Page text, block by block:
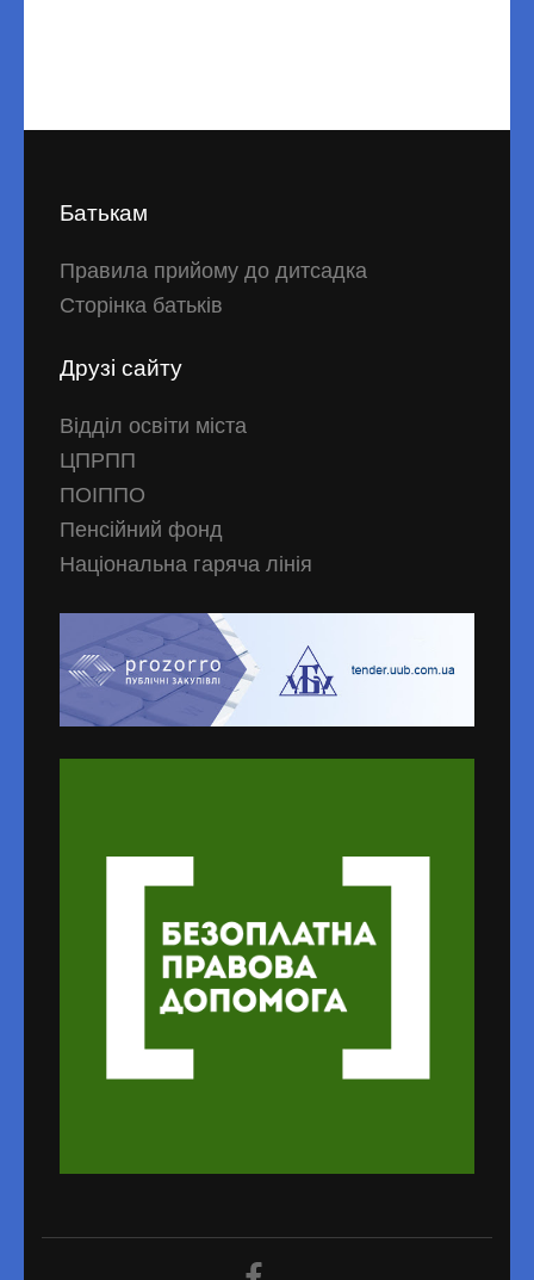
Батькам
Правила прийому до дитсадка
Сторінка батьків
Друзі сайту
Відділ освіти міста
ЦПРПП
ПОІППО
Пенсійний фонд
Національна гаряча лінія